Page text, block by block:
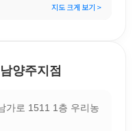
지도 크게 보기 >
양주지점
가로 1511 1층 우리농